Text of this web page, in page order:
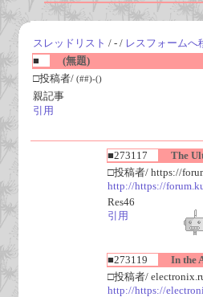
スレッドリスト / - / レスフォームへ
■
(無題)
□投稿者/ (##)-()
親記事
引用
■273117
The
□投稿者/ https://
http://https://
Res46
引用
■273119
In the
□投稿者/
http://https://